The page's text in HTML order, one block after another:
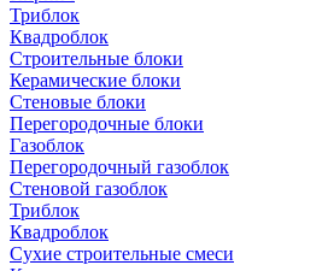
Триблок
Квадроблок
Строительные блоки
Керамические блоки
Стеновые блоки
Перегородочные блоки
Газоблок
Перегородочный газоблок
Стеновой газоблок
Триблок
Квадроблок
Сухие строительные смеси